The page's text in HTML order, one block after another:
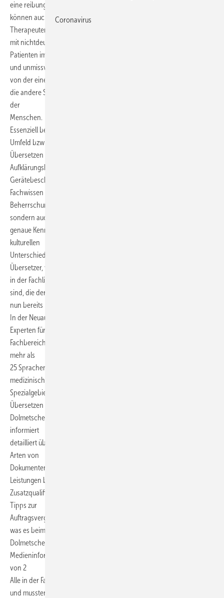
eine reibungslose Verständigung in der Landessprache ist. Das
können auch Ärzte,
Therapeuten und Pflegekräfte hierzulande bestätigen, die im Umgang
mit nichtdeutschsprachigen
Patienten immer wieder erleben, wie sehr es auf eine korrekte
und unmissverständliche Übertragung medizinischer Sachverhalte
von der einen in
die andere Sprache ankommt. Schließlich geht es um die Gesundheit
der
Menschen.
Essenziell beim Dolmetschen von Gesprächen im medizinischen
Umfeld bzw. beim
Übersetzen schriftlicher Texte (z. B. Befunde, Handbücher,
Aufklärungsbögen,
Gerätebeschreibungen etc.) sind daher nicht nur profundes
Fachwissen und die
Beherrschung der spezifischen Terminologie in beiden Sprachen,
sondern auch die
genaue Kenntnis der verschiedenen Gesundheitssysteme und der
kulturellen
Unterschiede. Gefragt sind also professionelle Dolmetscher und
Übersetzer, wie sie
in der Fachliste Medizin, Pharmazie und Medizintechnik zu finden
sind, die der BDÜ
nun bereits in vierter Auflage herausgibt.
In der Neuauflage 2021/2022 des Verzeichnisses sind über 200
Experten für diesen
Fachbereich mit ihren Kontaktdaten aufgeführt. Sie decken insgesamt
mehr als
25 Sprachen und – von Allergologie bis Zahntechnik – eine Vielzahl
medizinischer
Spezialgebiete ab. Die Fachliste ist in die beiden Tätigkeitsfelder
Übersetzen und
Dolmetschen unterteilt und nach Sprachen sortiert. Jeder Eintrag
informiert
detailliert über die angebotenen Sprachkombinationen, Fachgebiete,
Arten von
Dokumenten und Unterlagen, die übersetzt werden, und sonstige
Leistungen bzw.
Zusatzqualifikationen. Außerdem enthält die Broschüre wertvolle
Tipps zur
Auftragsvergabe und informiert in einem gesonderten Teil darüber,
was es beim
Dolmetschen in medizinischen Settings unbedingt zu beachten gilt.
Medieninformation des BDÜ Fachverlags vom 14. Juni 2021 Seite 2
von 2
Alle in der Fachliste verzeichneten Spezialisten sind Mitglied im BDÜ
und mussten
Coronavirus